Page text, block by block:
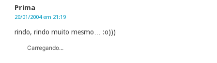
Prima
20/01/2004 em 21:19
rindo, rindo muito mesmo… :o)))
Carregando...